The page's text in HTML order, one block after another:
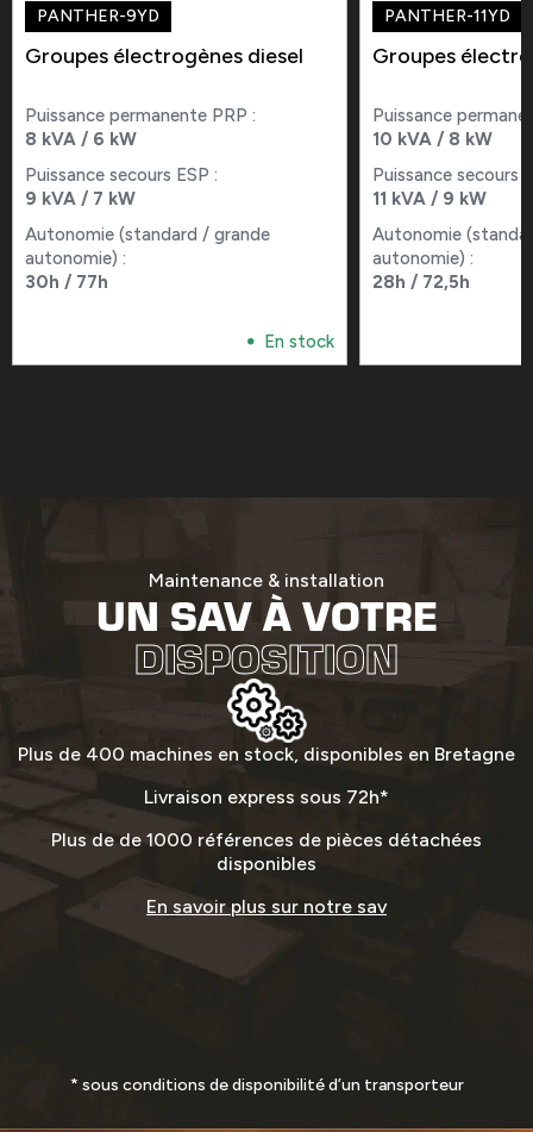
PANTHER-9YD
Groupes électrogènes diesel
Puissance permanente PRP :
8 kVA / 6 kW
Puissance secours ESP :
9 kVA / 7 kW
Autonomie (standard / grande
autonomie) :
30h / 77h
En stock
PANTHER-11YD
Groupes
Puissance
10 kVA / 8 kW
Puissance secours
11 kVA / 9 kW
Autonomie
autonomie) :
28h / 72,5h
Maintenance & installation
UN SAV À VOTRE
DISPOSITION
Plus de 400 machines en stock, disponibles en Bretagne
Livraison express sous 72h*
Plus de de 1000 références de pièces détachées
disponibles
En savoir plus sur notre sav
* sous conditions de disponibilité d’un transporteur